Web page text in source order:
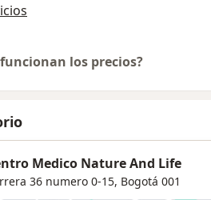
los precios?
Medico Nature And Life
36 numero 0-15, Bogotá 001